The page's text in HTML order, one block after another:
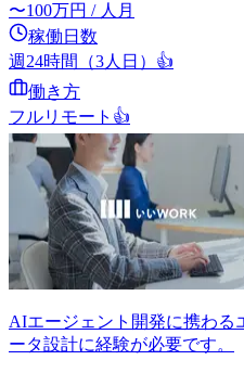
〜100万円 / 人月
稼働日数
週24時間（3人日） 👍
働き方
フルリモート 👍
AIエージェント開発に携わる
ータ設計に経験が必要です。